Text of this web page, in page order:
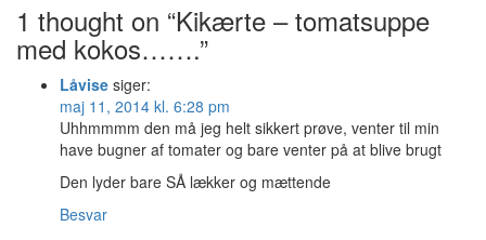
1 thought on “Kikærte – tomatsuppe
med kokos…….”
Låvise siger:
maj 11, 2014 kl. 6:28 pm
Uhhmmmm den må jeg helt sikkert prøve, venter til min
have bugner af tomater og bare venter på at blive brugt
Den lyder bare SÅ lækker og mættende
Besvar